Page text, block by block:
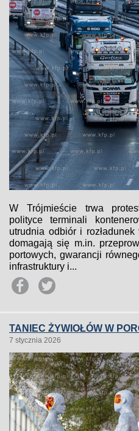
W Trójmieście trwa
polityce terminali
utrudnia odbiór i
domagają się m.in.
portowych, gwarancji
infrastruktury i...
TANIEC ŻYWIOŁÓW W
7 stycznia 2026